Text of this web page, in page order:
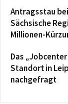
Antragsstau
Sächsische
Millionen-
Das
Standort in
nachgefragt